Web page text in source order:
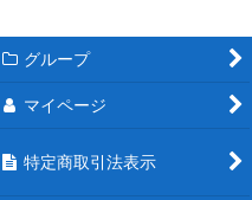
グループ
マイページ
特定商取引法表示